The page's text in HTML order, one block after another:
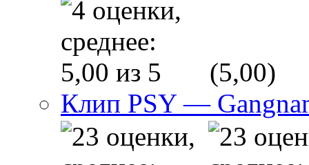
(5,00)
Клип PSY —